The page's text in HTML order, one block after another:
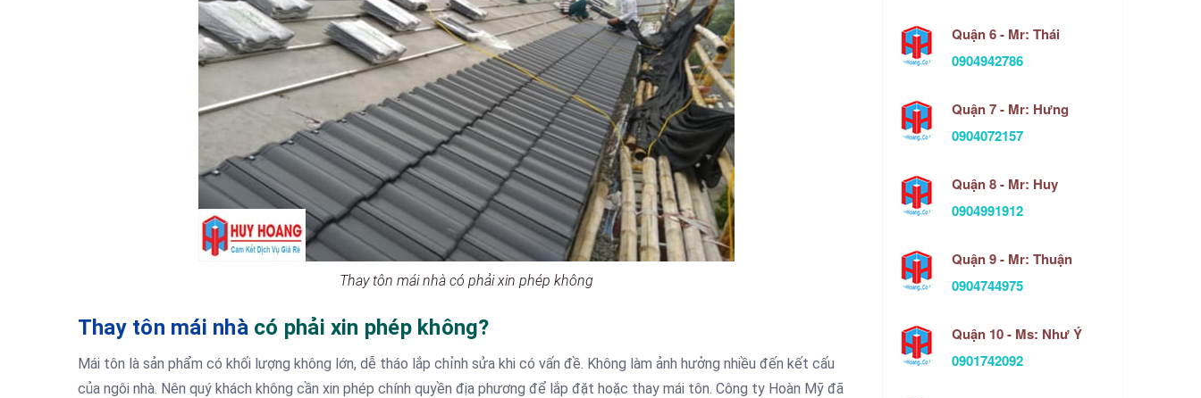
Thay tôn mái nhà có phải xin phép không
Thay tôn mái nhàcó phải xin phép không?
Mái tôn là sản phẩm có khối lượng không lớn, dễ tháo lắp chỉnh sửa khi có vấn đề. Không làm ảnh hưởng nhiều đến kết cấu
của ngôi nhà. Nên quý khách không cần xin phép chính quyền địa phương để lắp đặt hoặc thay mái tôn. Công ty Hoàn Mỹ đã
Quận 6 - Mr: Thái
0904942786
Quận 7 - Mr: Hưng
0904072157
Quận 8 - Mr: Huy
0904991912
Quận 9 - Mr: Thuận
0904744975
Quận 10 - Ms: Như Ý
0901742092